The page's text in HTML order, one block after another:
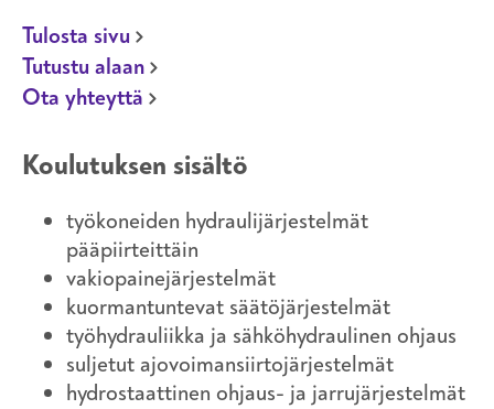
Tulosta sivu
Tutustu alaan
Ota yhteyttä
Koulutuksen sisältö
työkoneiden hydraulijärjestelmät
pääpiirteittäin
vakiopainejärjestelmät
kuormantuntevat säätöjärjestelmät
työhydrauliikka ja sähköhydraulinen ohjaus
suljetut ajovoimansiirtojärjestelmät
hydrostaattinen ohjaus- ja jarrujärjestelmät